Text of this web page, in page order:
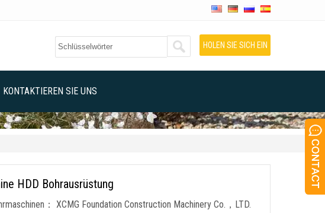
HOLEN SIE SICH EIN
KONTAKTIEREN SIE UNS
HDD Bohrausrüstung
： XCMG Foundation Construction Machinery Co.，LTD.